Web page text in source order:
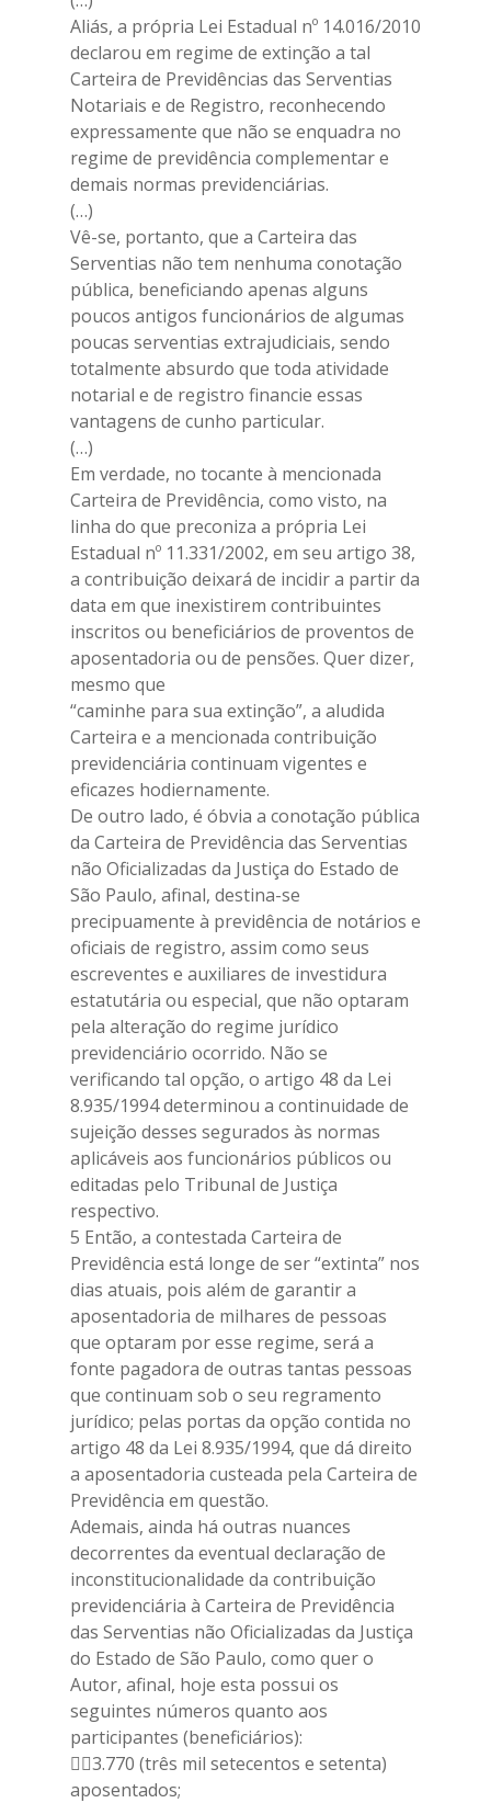
Aliás, a própria Lei Estadual nº 14.016/2010
declarou em regime de extinção a tal
Carteira de Previdências das Serventias
Notariais e de Registro, reconhecendo
expressamente que não se enquadra no
regime de previdência complementar e
demais normas previdenciárias.
(…)
Vê-se, portanto, que a Carteira das
Serventias não tem nenhuma conotação
pública, beneficiando apenas alguns
poucos antigos funcionários de algumas
poucas serventias extrajudiciais, sendo
totalmente absurdo que toda atividade
notarial e de registro financie essas
vantagens de cunho particular.
(…)
Em verdade, no tocante à mencionada
Carteira de Previdência, como visto, na
linha do que preconiza a própria Lei
Estadual nº 11.331/2002, em seu artigo 38,
a contribuição deixará de incidir a partir da
data em que inexistirem contribuintes
inscritos ou beneficiários de proventos de
aposentadoria ou de pensões. Quer dizer,
mesmo que
“caminhe para sua extinção”, a aludida
Carteira e a mencionada contribuição
previdenciária continuam vigentes e
eficazes hodiernamente.
De outro lado, é óbvia a conotação pública
da Carteira de Previdência das Serventias
não Oficializadas da Justiça do Estado de
São Paulo, afinal, destina-se
precipuamente à previdência de notários e
oficiais de registro, assim como seus
escreventes e auxiliares de investidura
estatutária ou especial, que não optaram
pela alteração do regime jurídico
previdenciário ocorrido. Não se
verificando tal opção, o artigo 48 da Lei
8.935/1994 determinou a continuidade de
sujeição desses segurados às normas
aplicáveis aos funcionários públicos ou
editadas pelo Tribunal de Justiça
respectivo.
5 Então, a contestada Carteira de
Previdência está longe de ser “extinta” nos
dias atuais, pois além de garantir a
aposentadoria de milhares de pessoas
que optaram por esse regime, será a
fonte pagadora de outras tantas pessoas
que continuam sob o seu regramento
jurídico; pelas portas da opção contida no
artigo 48 da Lei 8.935/1994, que dá direito
a aposentadoria custeada pela Carteira de
Previdência em questão.
Ademais, ainda há outras nuances
decorrentes da eventual declaração de
inconstitucionalidade da contribuição
previdenciária à Carteira de Previdência
das Serventias não Oficializadas da Justiça
do Estado de São Paulo, como quer o
Autor, afinal, hoje esta possui os
seguintes números quanto aos
participantes (beneficiários):
3.770 (três mil setecentos e setenta)
aposentados;
Grande
Hotel
Contato